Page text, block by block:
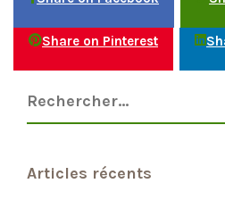
Share on Pinterest
Articles récents